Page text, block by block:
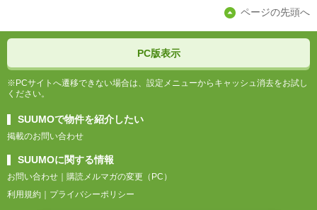
ページの先頭へ
PC版表示
※PCサイトへ遷移できない場合は、設定メニューからキャッシュ消去をお試し
ください。
SUUMOで物件を紹介したい
掲載のお問い合わせ
SUUMOに関する情報
お問い合わせ
購読メルマガの変更（PC）
利用規約
プライバシーポリシー